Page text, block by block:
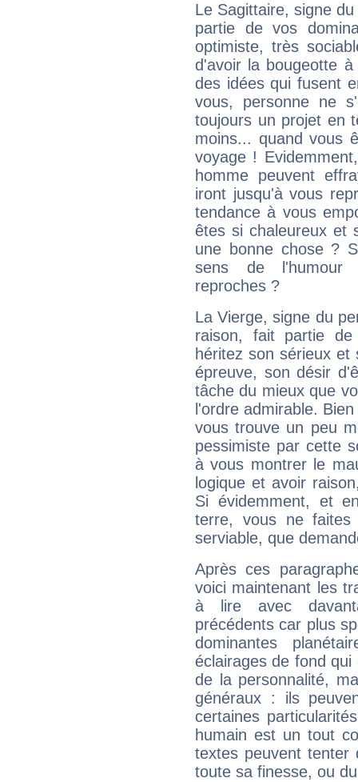
Le Sagittaire, signe
partie de vos
optimiste, très
d'avoir la bougeotte
des idées qui fusent
vous, personne ne
toujours un projet en
moins... quand vous
voyage !
homme peuvent
iront jusqu'à vous
tendance à vous
êtes si chaleureux et
une bonne chose ?
sens de l'humour
reproches ?
La Vierge, signe du
raison, fait partie
héritez son sérieux
épreuve, son désir
tâche du mieux que
l'ordre admirable.
vous trouve un peu
pessimiste par cette
à vous montrer le
logique et avoir
Si évidemment, et
terre, vous ne
serviable, que
Après ces
voici maintenant les
à lire avec
précédents car plus
dominantes
éclairages de fond
de la personnalité,
généraux : ils
certaines
humain est un tout
textes peuvent tenter
toute sa finesse, ou